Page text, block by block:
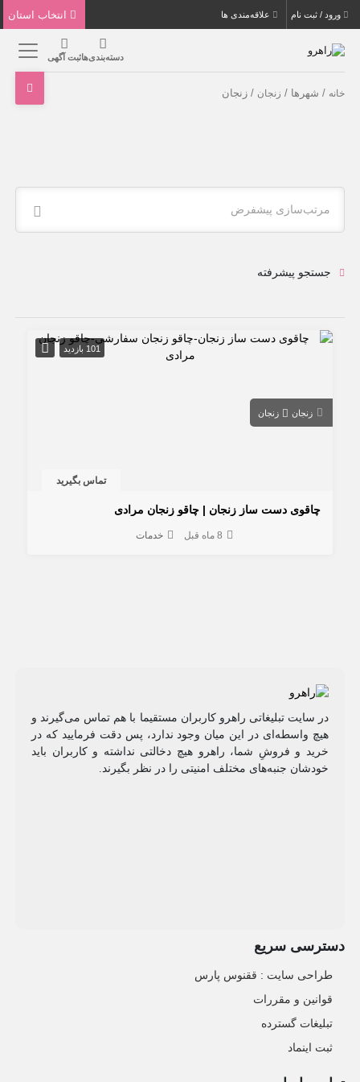
ورود / ثبت نام علاقه‌مندی ها
دسته‌بندی‌هاثبت آگهی
خانه / شهرها / زنجان / زنجان
مرتب‌سازی پیشفرض
جستجو پیشرفته
101 بازدید
زنجان زنجان
تماس بگیرید
چاقوی دست ساز زنجان | چاقو زنجان مرادی
8 ماه قبل خدمات
در سایت تبلیغاتی راهرو کاربران مستقیما با هم تماس می‌گیرند و
هیچ واسطه‌ای در این میان وجود ندارد، پس دقت فرمایید که در
خرید و فروشِ شما، راهرو هیچ دخالتی نداشته و کاربران باید
خودشان جنبه‌های مختلف امنیتی را در نظر بگیرند.
دسترسی سریع
طراحی سایت :‌ ققنوس پارس
قوانین و مقررات
تبلیغات گسترده
ثبت اینماد